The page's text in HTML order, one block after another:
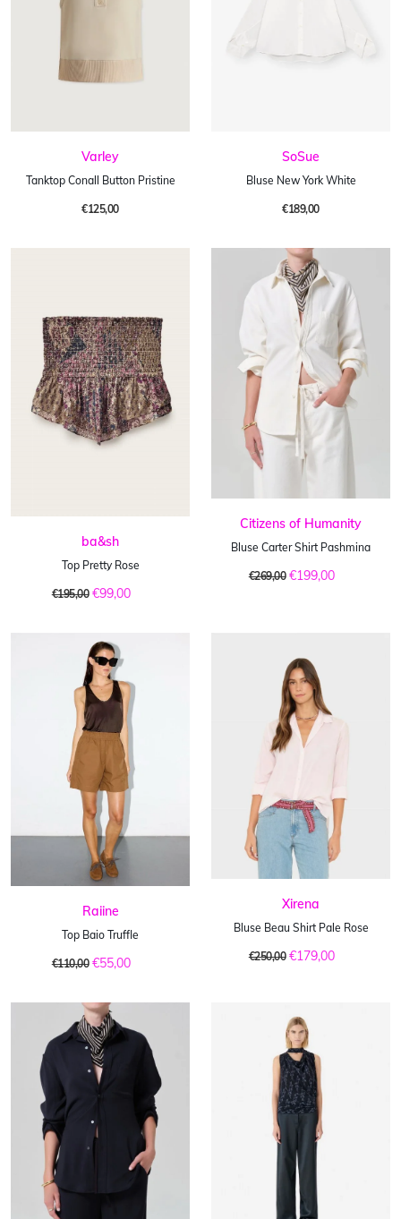
Varley
Tanktop Conall Button Pristine
€125,00
SoSue
Bluse New York White
€189,00
ba&sh
Top Pretty Rose
€195,00 €99,00
Citizens of Humanity
Bluse Carter Shirt Pashmina
€269,00 €199,00
Raiine
Top Baio Truffle
€110,00 €55,00
Xirena
Bluse Beau Shirt Pale Rose
€250,00 €179,00